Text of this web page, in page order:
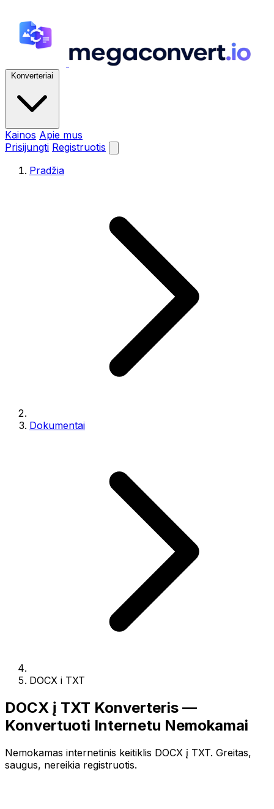
Konverteriai
Kainos Apie mus
Prisijungti Registruotis
Pradžia
Dokumentai
DOCX i TXT
DOCX į TXT Konverteris —
Konvertuoti Internetu Nemokamai
Nemokamas internetinis keitiklis DOCX į TXT. Greitas,
saugus, nereikia registruotis.